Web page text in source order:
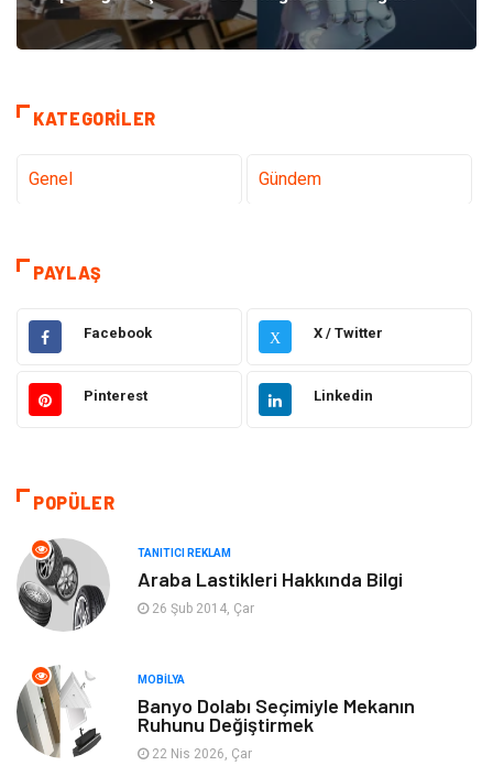
KATEGORILER
Genel Gündem
Hukuk Sağlıklı Yaşam
Elektrik Elektronik Giyim
Bilgisayar & Yazılım
Gıda Alışveriş
Makine
İnternet
Organizasyon
PAYLAŞ
Facebook X X / Twitter
Pinterest Linkedin
POPÜLER
TANITICI REKLAM
Araba Lastikleri Hakkında Bilgi
26 Şub 2014, Çar
MOBILYA
Banyo Dolabı Seçimiyle Mekanın
Ruhunu Değiştirmek
22 Nis 2026, Çar